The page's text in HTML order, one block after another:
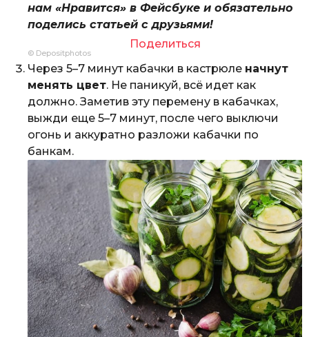
нам «Нравится» в Фейсбуке и обязательно
поделись статьей с друзьями!
Поделиться
© Depositphotos
Через 5–7 минут кабачки в кастрюле начнут
менять цвет. Не паникуй, всё идет как
должно. Заметив эту перемену в кабачках,
выжди еще 5–7 минут, после чего выключи
огонь и аккуратно разложи кабачки по
банкам.